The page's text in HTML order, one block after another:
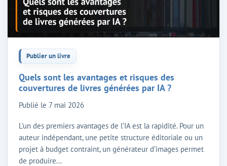
Publier un livre
Quels sont les avantages et risques des
couvertures de livres générées par IA ?
Publié le 7 mai 2026
L’un des premiers avantages de l’IA est la rapidité. Pour un
auteur indépendant, une petite structure éditoriale ou un
projet à budget contraint, un générateur d’images permet
de produire...